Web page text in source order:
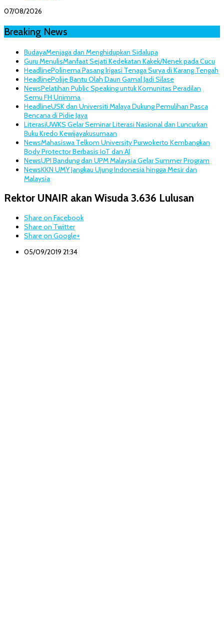
07/08/2026
Breaking News
BudayaMenjaga dan Menghidupkan Sidalupa
Guru MenulisManfaat Sejati Kedekatan Kakek/Nenek pada Cucu
HeadlinePolinema Pasang Irigasi Tenaga Surya di Karang Tengah
HeadlinePolije Bantu Olah Daun Gamal Jadi Silase
NewsPelatihan Public Speaking untuk Komunitas Peradilan
Semu FH Unimma
HeadlineUSK dan Universiti Malaya Dukung Pemulihan Pasca
Bencana di Pidie Jaya
LiterasiUWKS Gelar Seminar Literasi Nasional dan Luncurkan
Buku Kredo Kewijayakusumaan
NewsMahasiswa Telkom University Purwokerto Kembangkan
Body Protector Berbasis IoT dan AI
NewsUPI Bandung dan UPM Malaysia Gelar Summer Program
NewsKKN UMY Jangkau Ujung Indonesia hingga Mesir dan
Malaysia
Rektor UNAIR akan Wisuda 3.636 Lulusan
Share on Facebook
Share on Twitter
Share on Google+
05/09/2019 21:34